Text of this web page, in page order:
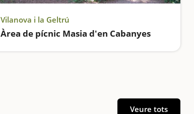
Vilanova i la Geltrú
Àrea de pícnic Masia d'en Cabanyes
Veure tots